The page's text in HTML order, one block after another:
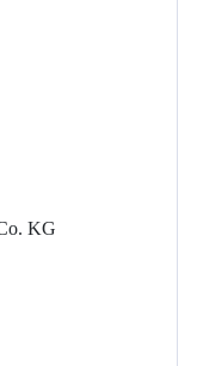
KG